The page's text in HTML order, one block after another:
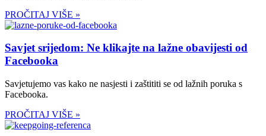
PROČITAJ VIŠE »
Savjet srijedom: Ne klikajte na lažne obavijesti od
Facebooka
Savjetujemo vas kako ne nasjesti i zaštititi se od lažnih poruka s
Facebooka.
PROČITAJ VIŠE »